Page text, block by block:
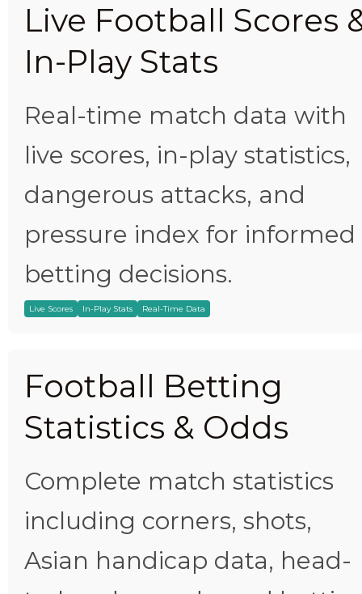
Live Football Scores
In-Play Stats
Real-time match data with
live scores, in-play statistics,
dangerous attacks, and
pressure index for informed
betting decisions.
Live Scores In-Play Stats Real-Time Data
Football Betting
Statistics & Odds
Complete match statistics
including corners, shots,
Asian handicap data, head-